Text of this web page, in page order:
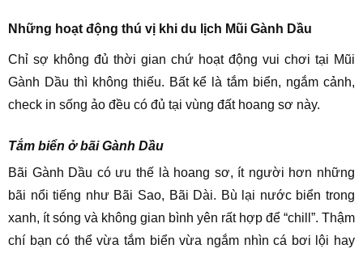
Những hoạt động thú vị khi du lịch Mũi Gành Dầu
Chỉ sợ không đủ thời gian chứ hoạt động vui chơi tại Mũi
Gành Dầu thì không thiếu. Bất kể là tắm biển, ngắm cảnh,
check in sống ảo đều có đủ tại vùng đất hoang sơ này.
Tắm biển ở bãi Gành Dầu
Bãi Gành Dầu có ưu thế là hoang sơ, ít người hơn những
bãi nổi tiếng như Bãi Sao, Bãi Dài. Bù lại nước biển trong
xanh, ít sóng và không gian bình yên rất hợp để “chill”. Thậm
chí bạn có thể vừa tắm biển vừa ngắm nhìn cá bơi lội hay